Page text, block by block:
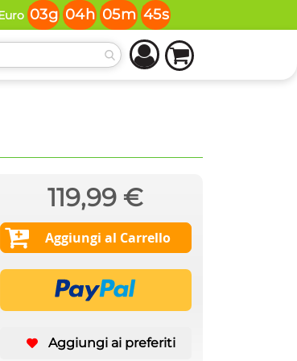
03g 04h 05m 45s
119,99 €
Aggiungi al Carrello
Aggiungi ai preferiti